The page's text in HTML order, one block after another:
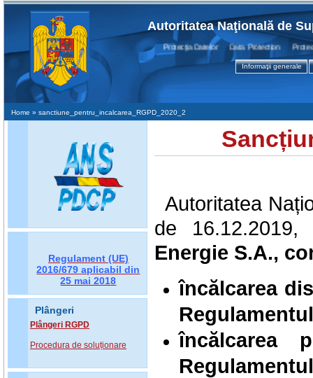
Autoritatea Naţională de
Protecţia Datelor Data Protection Protection
Informaţii generale
Home » sanctiune_pentru_incalcarea_RGPD_2020_2
Regulament (UE)
2016/679 aplicabil din
25 mai 2018
Plângeri
Plângeri RGPD
Procedura de soluționare
Autoritatea
de
Energie S.A.,
încălcarea